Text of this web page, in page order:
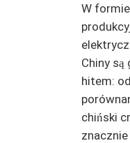
W
Chiny
hitem:
chiński